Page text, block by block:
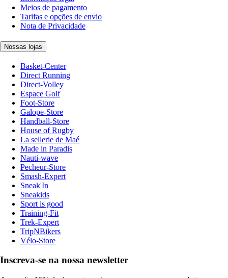
Meios de pagamento
Tarifas e opções de envio
Nota de Privacidade
Nossas lojas
Basket-Center
Direct Running
Direct-Volley
Espace Golf
Foot-Store
Galope-Store
Handball-Store
House of Rugby
La sellerie de Maé
Made in Paradis
Nauti-wave
Pecheur-Store
Smash-Expert
Sneak'In
Sneakids
Sport is good
Training-Fit
Trek-Expert
TripNBikers
Vélo-Store
Inscreva-se na nossa newsletter